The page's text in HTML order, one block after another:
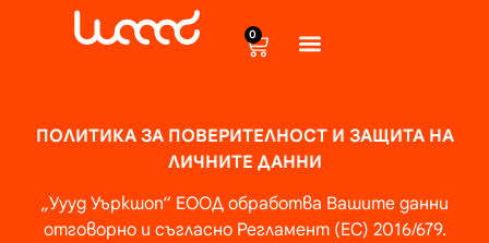
0
ПОЛИТИКА ЗА ПОВЕРИТЕЛНОСТ И ЗАЩИТА НА
ЛИЧНИТЕ ДАННИ
„Уууд Уъркшоп“ ЕООД обработва Вашите данни
отговорно и съгласно Регламент (ЕС) 2016/679.